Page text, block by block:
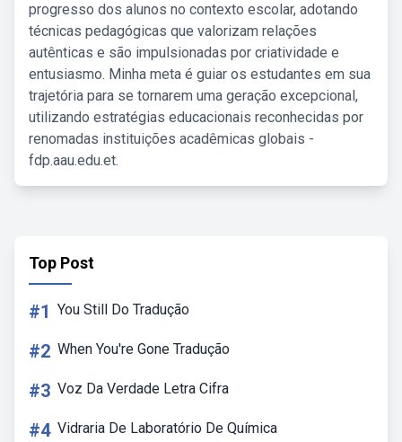
progresso dos alunos no contexto escolar, adotando
técnicas pedagógicas que valorizam relações
autênticas e são impulsionadas por criatividade e
entusiasmo. Minha meta é guiar os estudantes em sua
trajetória para se tornarem uma geração excepcional,
utilizando estratégias educacionais reconhecidas por
renomadas instituições acadêmicas globais -
fdp.aau.edu.et.
Top Post
#1 You Still Do Tradução
#2 When You're Gone Tradução
#3 Voz Da Verdade Letra Cifra
#4 Vidraria De Laboratório De Química